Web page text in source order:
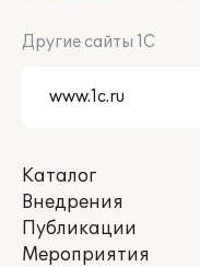
Другие сайты 1С
Каталог
Внедрения
Публикации
Мероприятия